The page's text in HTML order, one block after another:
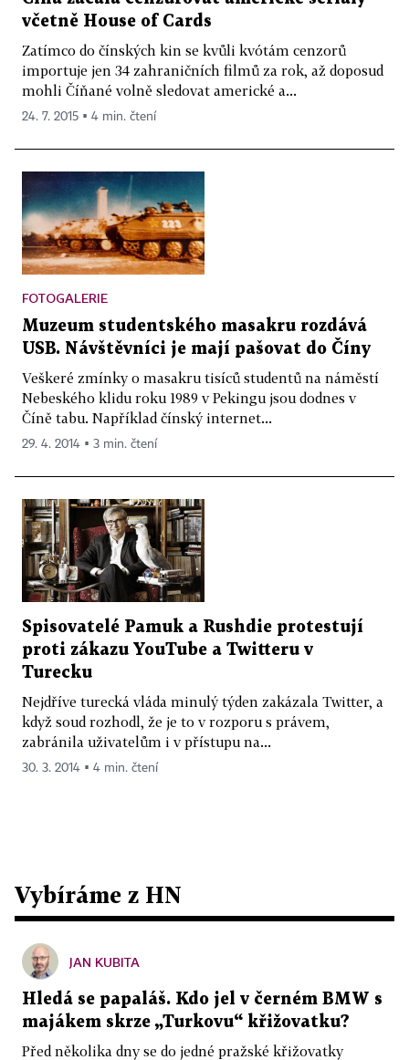
včetně House of Cards
Zatímco do čínských kin se kvůli kvótám cenzorů
importuje jen 34 zahraničních filmů za rok, až doposud
mohli Číňané volně sledovat americké a...
24. 7. 2015 ▪ 4 min. čtení
FOTOGALERIE
Muzeum studentského masakru rozdává
USB. Návštěvníci je mají pašovat do Číny
Veškeré zmínky o masakru tisíců studentů na náměstí
Nebeského klidu roku 1989 v Pekingu jsou dodnes v
Číně tabu. Například čínský internet...
29. 4. 2014 ▪ 3 min. čtení
Spisovatelé Pamuk a Rushdie protestují
proti zákazu YouTube a Twitteru v
Turecku
Nejdříve turecká vláda minulý týden zakázala Twitter, a
když soud rozhodl, že je to v rozporu s právem,
zabránila uživatelům i v přístupu na...
30. 3. 2014 ▪ 4 min. čtení
Vybíráme z HN
JAN KUBITA
Hledá se papaláš. Kdo jel v černém BMW s
majákem skrze „Turkovu“ křižovatku?
Před několika dny se do jedné pražské křižovatky